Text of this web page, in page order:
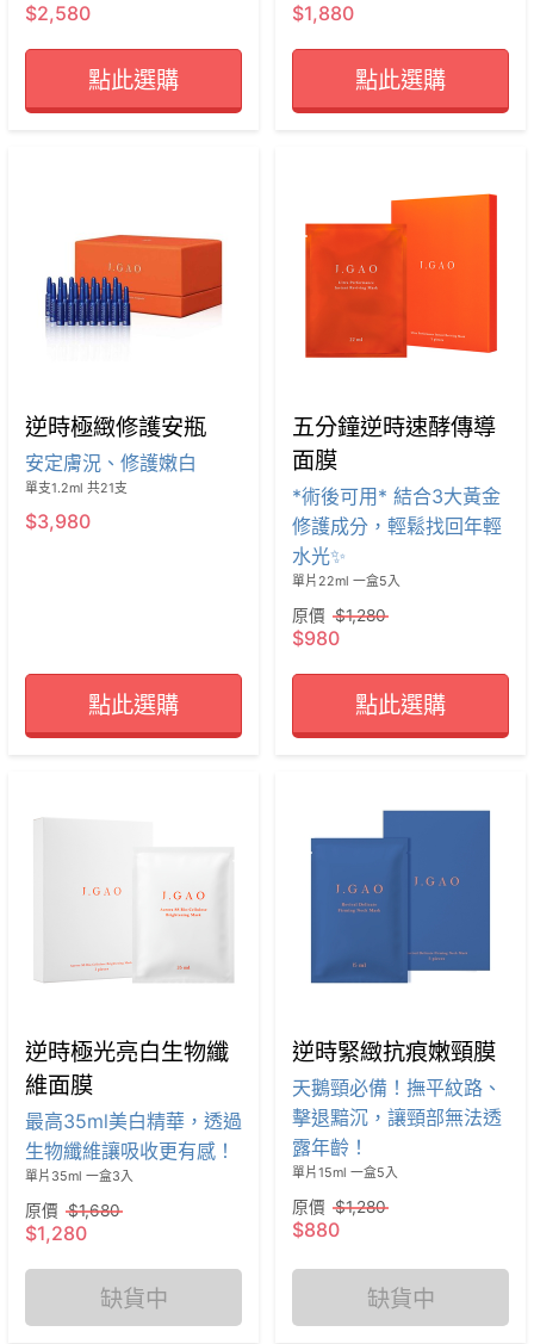
$2,580
點此選購
$1,880
點此選購
逆時極緻修護安瓶
安定膚況、修護嫩白
單支1.2ml 共21支
$3,980
點此選購
五分鐘逆時速酵傳導
面膜
*術後可用* 結合3大黃金
修護成分，輕鬆找回年輕
水光✨
單片22ml 一盒5入
原價 $1,280
$980
點此選購
逆時極光亮白生物纖
維面膜
最高35ml美白精華，透過
生物纖維讓吸收更有感！
原價 $1,680
$1,280
缺貨中
逆時緊緻抗痕嫩頸膜
天鵝頸必備！撫平紋路、
擊退黯沉，讓頸部無法透
露年齡！
原價 $1,280
$880
缺貨中